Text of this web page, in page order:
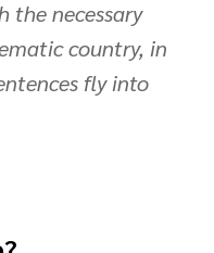
the necessary
country, in
fly into